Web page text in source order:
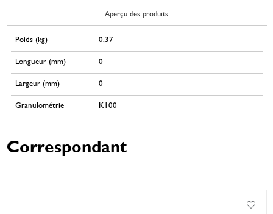
Aperçu des produits
Poids (kg) 0,37
Longueur (mm) 0
Largeur (mm) 0
Granulométrie K100
Correspondant